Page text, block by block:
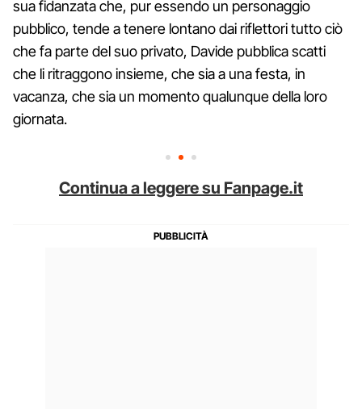
sua fidanzata che, pur essendo un personaggio
pubblico, tende a tenere lontano dai riflettori tutto ciò
che fa parte del suo privato, Davide pubblica scatti
che li ritraggono insieme, che sia a una festa, in
vacanza, che sia un momento qualunque della loro
giornata.
Continua a leggere su Fanpage.it